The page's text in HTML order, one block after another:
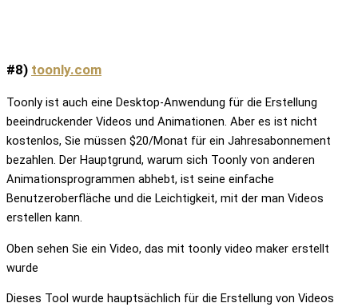
#8) toonly.com
Toonly ist auch eine Desktop-Anwendung für die Erstellung
beeindruckender Videos und Animationen. Aber es ist nicht
kostenlos, Sie müssen $20/Monat für ein Jahresabonnement
bezahlen. Der Hauptgrund, warum sich Toonly von anderen
Animationsprogrammen abhebt, ist seine einfache
Benutzeroberfläche und die Leichtigkeit, mit der man Videos
erstellen kann.
Oben sehen Sie ein Video, das mit toonly video maker erstellt
wurde
Dieses Tool wurde hauptsächlich für die Erstellung von Videos